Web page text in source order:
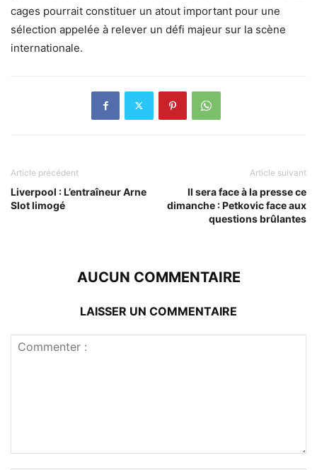
cages pourrait constituer un atout important pour une
sélection appelée à relever un défi majeur sur la scène
internationale.
Article précédent
Liverpool : L’entraîneur Arne
Slot limogé
Article suivant
Il sera face à la presse ce
dimanche : Petkovic face aux
questions brûlantes
AUCUN COMMENTAIRE
LAISSER UN COMMENTAIRE